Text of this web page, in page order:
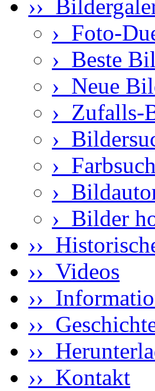
››
› Foto-
› Beste
› Neue
› Zufalls-
›
›
›
› Bilder
››
›› Videos
››
››
››
›› Kontakt